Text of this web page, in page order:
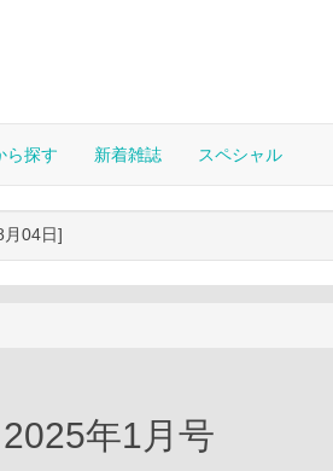
ら探す 新着雑誌 スペシャル
月04日]
年1月号